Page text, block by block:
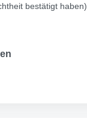
bestätigt haben)